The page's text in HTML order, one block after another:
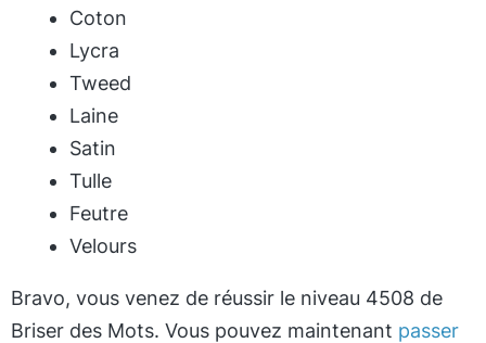
Coton
Lycra
Tweed
Laine
Satin
Tulle
Feutre
Velours
Bravo, vous venez de réussir le niveau 4508 de
Briser des Mots. Vous pouvez maintenant passer